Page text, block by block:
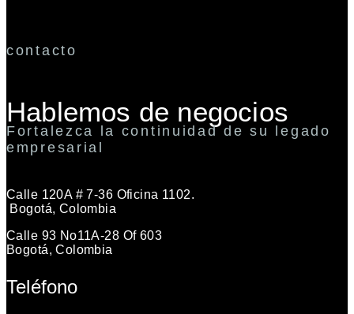
contacto
Hablemos de negocios
Fortalezca la continuidad de su legado
empresarial
Calle 120A # 7-36 Oficina 1102.
Bogotá, Colombia
Calle 93 No11A-28 Of 603
Bogotá, Colombia
Teléfono